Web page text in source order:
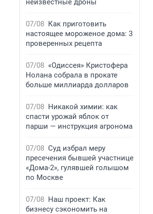
неизвестные дроны
07/08 Как приготовить
настоящее мороженое дома: 3
проверенных рецепта
07/08 «Одиссея» Кристофера
Нолана собрала в прокате
больше миллиарда долларов
07/08 Никакой химии: как
спасти урожай яблок от
парши — инструкция агронома
07/08 Суд избрал меру
пресечения бывшей участнице
«Дома-2», гулявшей голышом
по Москве
07/08 Наш проект: Как
бизнесу сэкономить на